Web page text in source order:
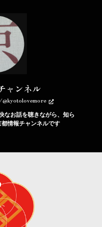
ャンネル
なお話を聴きながら、知ら
情報チャンネルです